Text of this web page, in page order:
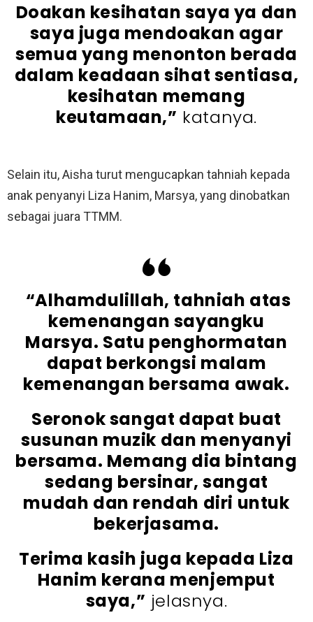
Doakan kesihatan saya ya dan
saya juga mendoakan agar
semua yang menonton berada
dalam keadaan sihat sentiasa,
kesihatan memang
keutamaan,” katanya.
Selain itu, Aisha turut mengucapkan tahniah kepada
anak penyanyi Liza Hanim, Marsya, yang dinobatkan
sebagai juara TTMM.
“Alhamdulillah, tahniah atas
kemenangan sayangku
Marsya. Satu penghormatan
dapat berkongsi malam
kemenangan bersama awak.
Seronok sangat dapat buat
susunan muzik dan menyanyi
bersama. Memang dia bintang
sedang bersinar, sangat
mudah dan rendah diri untuk
bekerjasama.
Terima kasih juga kepada Liza
Hanim kerana menjemput
saya,” jelasnya.